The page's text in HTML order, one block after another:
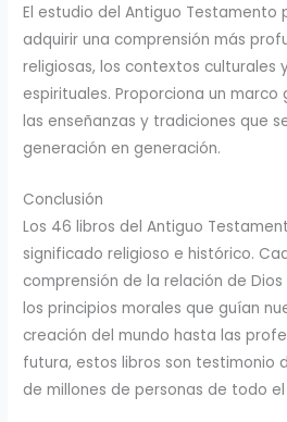
El estudio del Antiguo Testamento
adquirir una comprensión más
religiosas, los contextos culturales
espirituales. Proporciona un
las enseñanzas y tradiciones que
generación en generación.
Conclusión
Los 46 libros del Antiguo
significado religioso e histórico.
comprensión de la relación de
los principios morales que guían
creación del mundo hasta las
futura, estos libros son testimonio
de millones de personas de todo el